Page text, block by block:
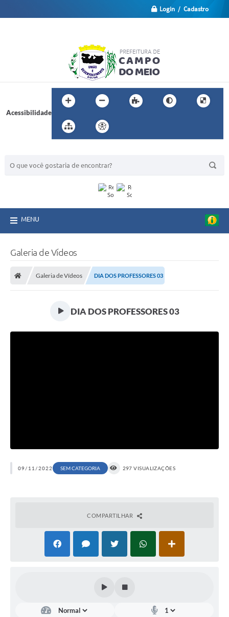
Login / Cadastro
Acessibilidade
MENU
Galeria de Vídeos
Galeria de Vídeos DIA DOS PROFESSORES 03
DIA DOS PROFESSORES 03
09/11/2022 SEM CATEGORIA 297 VISUALIZAÇÕES
COMPARTILHAR